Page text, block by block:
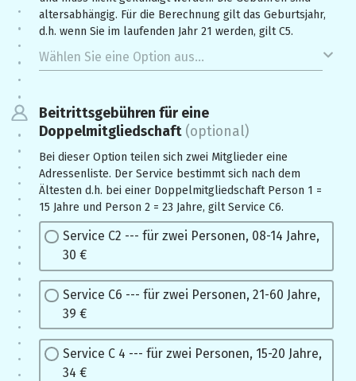
altersabhängig. Für die Berechnung gilt das Geburtsjahr,
d.h. wenn Sie im laufenden Jahr 21 werden, gilt C5.
Beitrittsgebühren für eine
Doppelmitgliedschaft (optional)
Bei dieser Option teilen sich zwei Mitglieder eine
Adressenliste. Der Service bestimmt sich nach dem
Ältesten d.h. bei einer Doppelmitgliedschaft Person 1 =
15 Jahre und Person 2 = 23 Jahre, gilt Service C6.
Service C2 --- für zwei Personen, 08-14 Jahre,
30 €
Service C6 --- für zwei Personen, 21-60 Jahre,
39 €
Service C 4 --- für zwei Personen, 15-20 Jahre,
34 €